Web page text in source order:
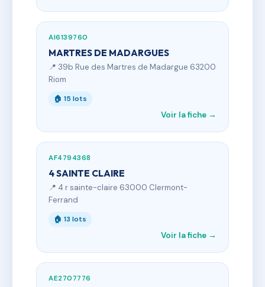
AI6139760
MARTRES DE MADARGUES
📍 39b Rue des Martres de Madargue 63200
Riom
🏠 15 lots
Voir la fiche →
AF4794368
4 SAINTE CLAIRE
📍 4 r sainte-claire 63000 Clermont-
Ferrand
🏠 13 lots
Voir la fiche →
AE2707776